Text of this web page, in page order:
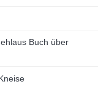
Buch über